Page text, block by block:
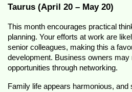
Taurus (April 20 – May 20)
This month encourages practical
planning. Your efforts at work are
senior colleagues, making this a
development. Business owners may
opportunities through networking.
Family life appears harmonious, and